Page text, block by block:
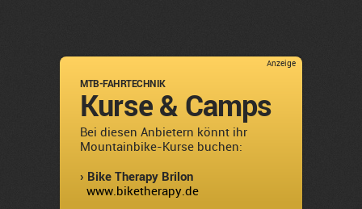
Anzeige
MTB-FAHRTECHNIK
Kurse & Camps
Bei diesen Anbietern könnt ihr
Mountainbike-Kurse buchen:
› Bike Therapy Brilon
www.biketherapy.de